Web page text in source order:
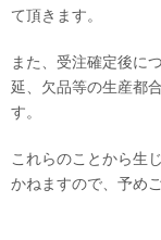
て頂きます。
また、受注確定後に
延、欠品等の生産都
す。
これらのことから生
かねますので、予め